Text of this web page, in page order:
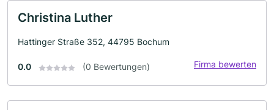
Christina Luther
Hattinger Straße 352, 44795 Bochum
0.0 (0 Bewertungen) Firma bewerten